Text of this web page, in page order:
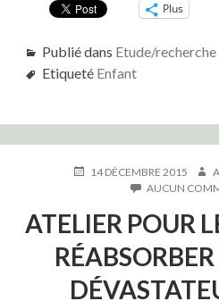
Plus
Publié dans Etude/recherche
Etiqueté Enfant
PUBLIÉ14 DÉCEMBRE 2015
AUCUN
ATELIER POUR